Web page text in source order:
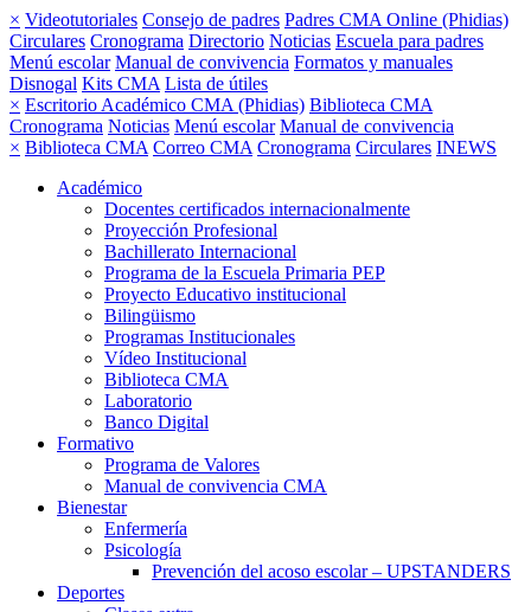
× Videotutoriales Consejo de padres Padres CMA Online (Phidias)
Circulares Cronograma Directorio Noticias Escuela para padres
Menú escolar Manual de convivencia Formatos y manuales
Disnogal Kits CMA Lista de útiles
× Escritorio Académico CMA (Phidias) Biblioteca CMA
Cronograma Noticias Menú escolar Manual de convivencia
× Biblioteca CMA Correo CMA Cronograma Circulares INEWS
Académico
Docentes certificados internacionalmente
Proyección Profesional
Bachillerato Internacional
Programa de la Escuela Primaria PEP
Proyecto Educativo institucional
Bilingüismo
Programas Institucionales
Vídeo Institucional
Biblioteca CMA
Laboratorio
Banco Digital
Formativo
Programa de Valores
Manual de convivencia CMA
Bienestar
Enfermería
Psicología
Prevención del acoso escolar – UPSTANDERS
Deportes